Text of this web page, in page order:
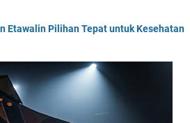
Etawalin Pilihan Tepat untuk Kesehatan